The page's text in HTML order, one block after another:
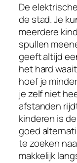
De
de stad. Je
meerdere
spullen
geeft altijd
het hard
hoef je
je zelf niet
afstanden
kinderen is
goed
te zoeken
makkelijk